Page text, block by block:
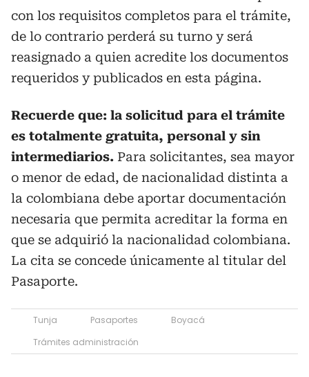
con los requisitos completos para el trámite,
de lo contrario perderá su turno y será
reasignado a quien acredite los documentos
requeridos y publicados en esta página.
Recuerde que: la solicitud para el trámite
es totalmente gratuita, personal y sin
intermediarios. Para solicitantes, sea mayor
o menor de edad, de nacionalidad distinta a
la colombiana debe aportar documentación
necesaria que permita acreditar la forma en
que se adquirió la nacionalidad colombiana.
La cita se concede únicamente al titular del
Pasaporte.
Tunja Pasaportes
Boyacá
Trámites administración